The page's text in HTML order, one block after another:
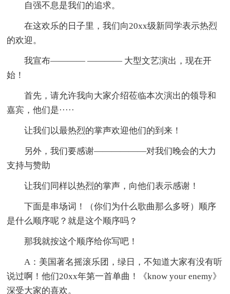
自强不息是我们的追求。
在这欢乐的日子里，我们向20xx级新同学表示热烈
的欢迎。
我宣布———— ———— 大型文艺演出，现在开
始！
首先，请允许我向大家介绍莅临本次演出的领导和
嘉宾，他们是·····
让我们以最热烈的掌声欢迎他们的到来！
另外，我们要感谢——————对我们晚会的大力
支持与赞助
让我们同样以热烈的掌声，向他们表示感谢！
下面是串场词！（你们为什么歌曲那么多呀）顺序
是什么顺序呢？就是这个顺序吗？
那我就按这个顺序给你写吧！
A：美国著名摇滚乐团，绿日，不知道大家有没有听
说过啊！他们20xx年第一首单曲！《know your enemy》
深受大家的喜欢。